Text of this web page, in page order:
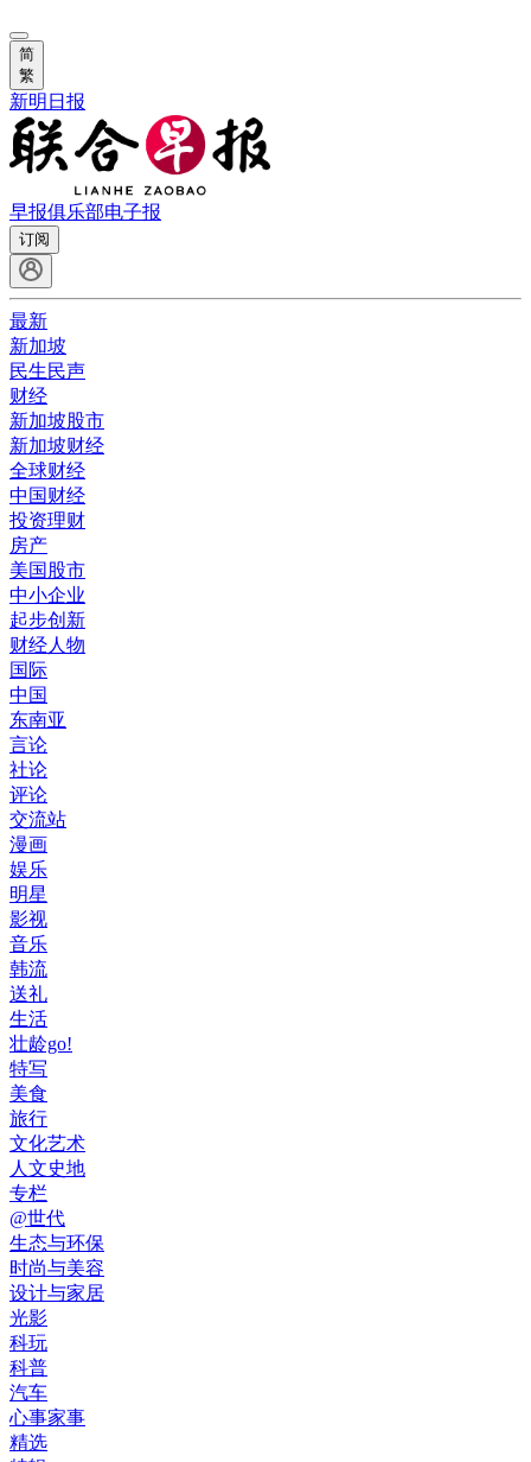
简
繁
新明日报
早报俱乐部电子报
订阅
最新
新加坡
民生民声
财经
新加坡股市
新加坡财经
全球财经
中国财经
投资理财
房产
美国股市
中小企业
起步创新
财经人物
国际
中国
东南亚
言论
社论
评论
交流站
漫画
娱乐
明星
影视
音乐
韩流
送礼
生活
壮龄go!
特写
美食
旅行
文化艺术
人文史地
专栏
@世代
生态与环保
时尚与美容
设计与家居
光影
科玩
科普
汽车
心事家事
精选